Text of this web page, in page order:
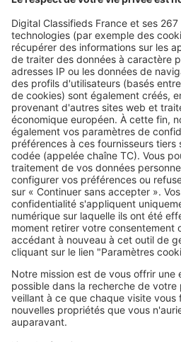
SeLoger c'est aussi